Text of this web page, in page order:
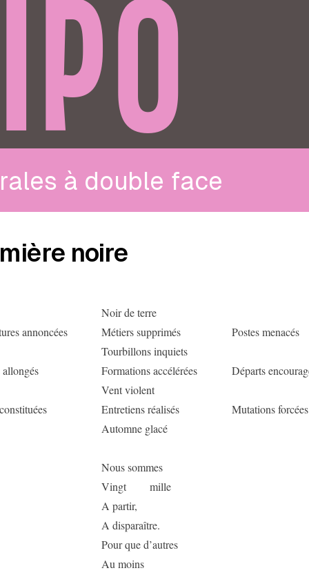
à double face
noire
Noir de terre
annoncées
Métiers supprimés
Postes menacés
Tourbillons inquiets
Formations accélérées
Départs
Vent violent
Entretiens réalisés
Mutations forcées
Automne glacé
Nous sommes
Vingt mille
A partir,
A disparaître.
Pour que d’autres
Au moins